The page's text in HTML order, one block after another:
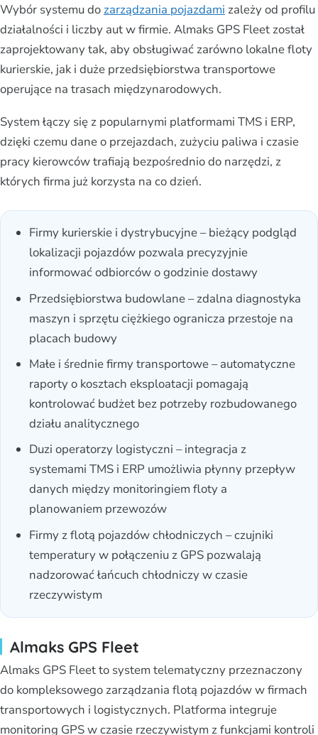
Wybór systemu do zarządzania pojazdami zależy od profilu
działalności i liczby aut w firmie. Almaks GPS Fleet został
zaprojektowany tak, aby obsługiwać zarówno lokalne floty
kurierskie, jak i duże przedsiębiorstwa transportowe
operujące na trasach międzynarodowych.
System łączy się z popularnymi platformami TMS i ERP,
dzięki czemu dane o przejazdach, zużyciu paliwa i czasie
pracy kierowców trafiają bezpośrednio do narzędzi, z
których firma już korzysta na co dzień.
Firmy kurierskie i dystrybucyjne – bieżący podgląd
lokalizacji pojazdów pozwala precyzyjnie
informować odbiorców o godzinie dostawy
Przedsiębiorstwa budowlane – zdalna diagnostyka
maszyn i sprzętu ciężkiego ogranicza przestoje na
placach budowy
Małe i średnie firmy transportowe – automatyczne
raporty o kosztach eksploatacji pomagają
kontrolować budżet bez potrzeby rozbudowanego
działu analitycznego
Duzi operatorzy logistyczni – integracja z
systemami TMS i ERP umożliwia płynny przepływ
danych między monitoringiem floty a
planowaniem przewozów
Firmy z flotą pojazdów chłodniczych – czujniki
temperatury w połączeniu z GPS pozwalają
nadzorować łańcuch chłodniczy w czasie
rzeczywistym
Almaks GPS Fleet
Almaks GPS Fleet to system telematyczny przeznaczony
do kompleksowego zarządzania flotą pojazdów w firmach
transportowych i logistycznych. Platforma integruje
monitoring GPS w czasie rzeczywistym z funkcjami kontroli